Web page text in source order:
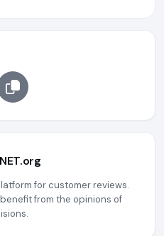
for customer reviews.
from the opinions of